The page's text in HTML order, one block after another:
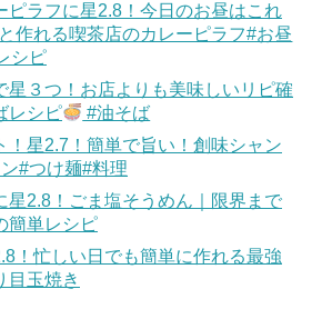
ピラフに星2.8！今日のお昼はこれ
作れる喫茶店のカレーピラフ#お昼
シピ
星３つ！お店よりも美味しいリピ確
レシピ
#油そば
！星2.7！簡単で旨い！創味シャン
#つけ麺#料理
星2.8！ごま塩そうめん｜限界まで
簡単レシピ
！忙しい日でも簡単に作れる最強
目玉焼き